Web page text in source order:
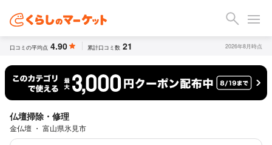
口コミの平均点 4.90 累計口コミ数 21 2026年8月時点
仏壇掃除・修理
金仏壇 ・ 富山県氷見市